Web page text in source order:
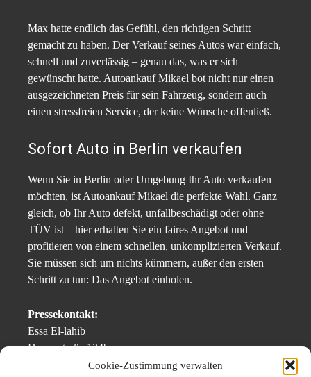
Cookie-Zustimmung verwalten
Max hatte endlich das Gefühl, den richtigen Schritt
gemacht zu haben. Der Verkauf seines Autos war einfach,
schnell und zuverlässig – genau das, was er sich
gewünscht hatte. Autoankauf Mikael bot nicht nur einen
ausgezeichneten Preis für sein Fahrzeug, sondern auch
einen stressfreien Service, der keine Wünsche offenließ.
Sofort Auto in Berlin verkaufen
Wenn Sie in Berlin oder Umgebung Ihr Auto verkaufen
möchten, ist Autoankauf Mikael die perfekte Wahl. Ganz
gleich, ob Ihr Auto defekt, unfallbeschädigt oder ohne
TÜV ist – hier erhalten Sie ein faires Angebot und
profitieren von einem schnellen, unkomplizierten Verkauf.
Sie müssen sich um nichts kümmern, außer den ersten
Schritt zu tun: Das Angebot einholen.
Pressekontakt:
Essa El-lahib
Hernerstraße 124b
44809 Bochum